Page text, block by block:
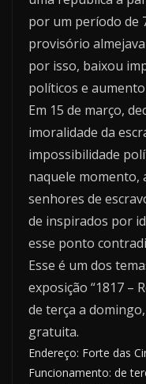
por um período de
provisório
por isso, baixou
políticos e
Em 15 de março,
imoralidade da
impossibilidade
naquele momento,
senhores de
de inspirados por
esse ponto
Esse é um dos
exposição “1817 –
de terça a
gratuita.
Endereço: Forte das
Funcionamento: de